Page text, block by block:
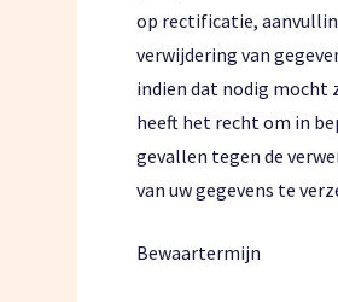
op rectificatie,
verwijdering van
indien dat nodig mocht
heeft het recht om in
gevallen tegen de
van uw gegevens te
Bewaartermijn